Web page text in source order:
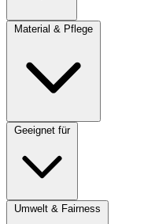
Material & Pflege
Geeignet für
Umwelt & Fairness